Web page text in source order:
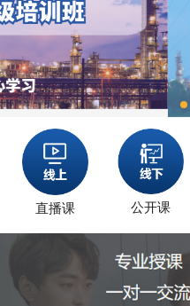
直播课 公开课